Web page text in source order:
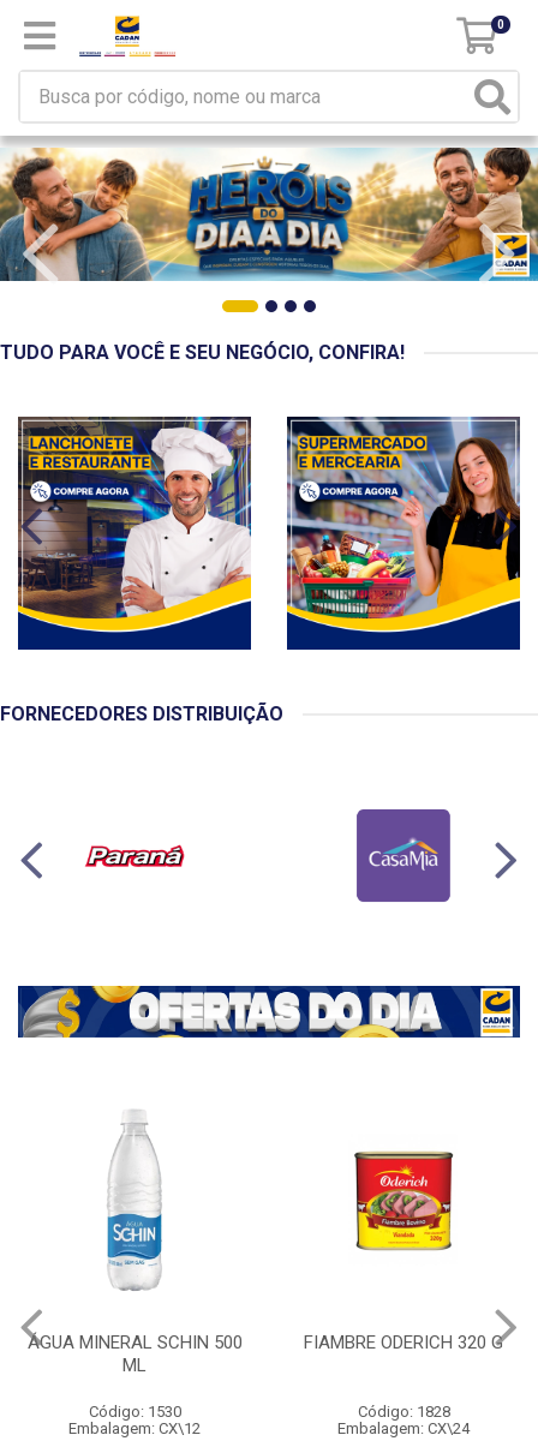
0
TUDO PARA VOCÊ E SEU NEGÓCIO, CONFIRA!
FORNECEDORES DISTRIBUIÇÃO
ÁGUA MINERAL SCHIN 500
ML
Código: 1530
Embalagem: CX\12
FIAMBRE ODERICH 320 G
Código: 1828
Embalagem: CX\24